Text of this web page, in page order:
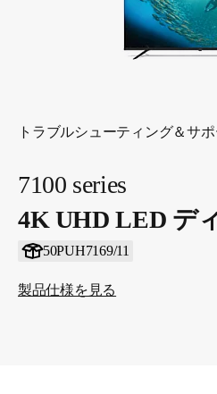
トラブルシューティング＆サポ
7100 series
4K UHD LED デ
50PUH7169/11
製品仕様を見る